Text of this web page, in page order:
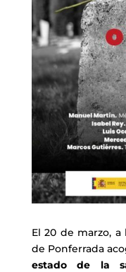
El 20 de marzo, a
de Ponferrada
estado de la